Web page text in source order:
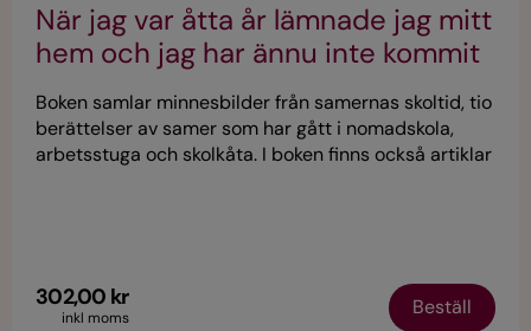
När jag var åtta år lämnade jag mitt
hem och jag har ännu inte kommit
tillbaka
Boken samlar minnesbilder från samernas skoltid, tio
berättelser av samer som har gått i nomadskola,
arbetsstuga och skolkåta. I boken finns också artiklar
302,00 kr
inkl moms Beställ